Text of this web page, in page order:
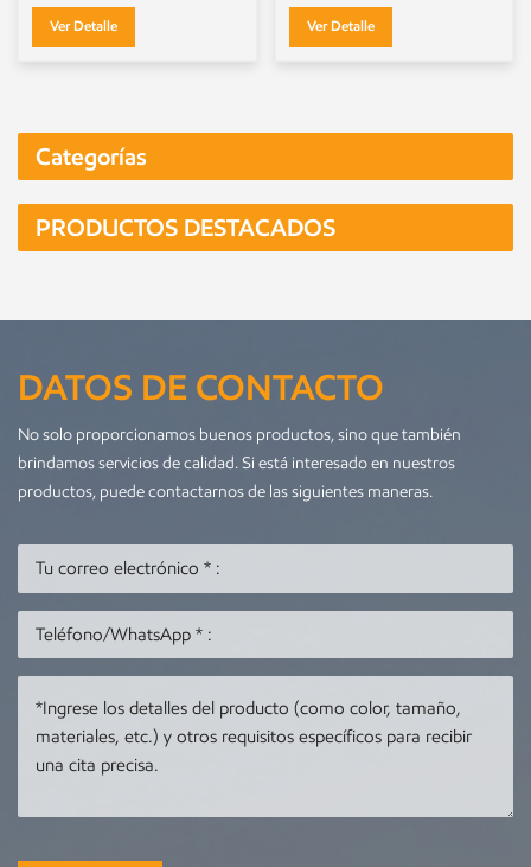
Ver Detalle
animados
Ver Detalle
Categorías
PRODUCTOS DESTACADOS
DATOS DE CONTACTO
No solo proporcionamos buenos productos, sino que también
brindamos servicios de calidad. Si está interesado en nuestros
productos, puede contactarnos de las siguientes maneras.